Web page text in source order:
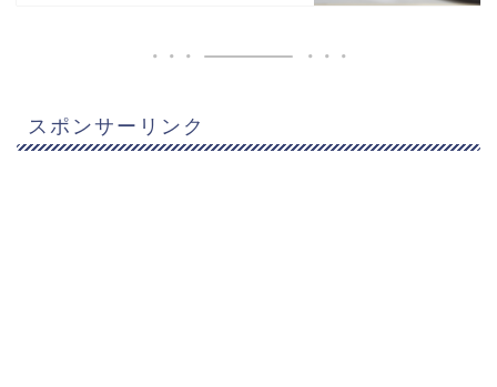
スポンサーリンク